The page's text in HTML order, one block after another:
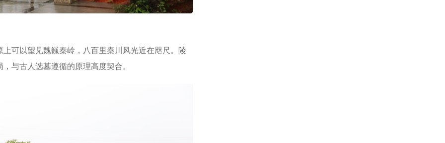
可以望见魏巍秦岭，八百里秦川风光近在咫尺。陵
与古人选墓遵循的原理高度契合。